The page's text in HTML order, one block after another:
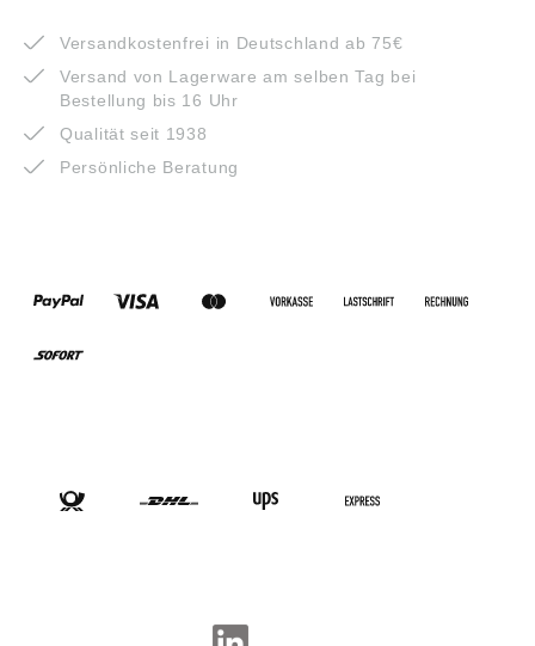
Versandkostenfrei in Deutschland ab 75€
Versand von Lagerware am selben Tag bei
Bestellung bis 16 Uhr
Qualität seit 1938
Persönliche Beratung